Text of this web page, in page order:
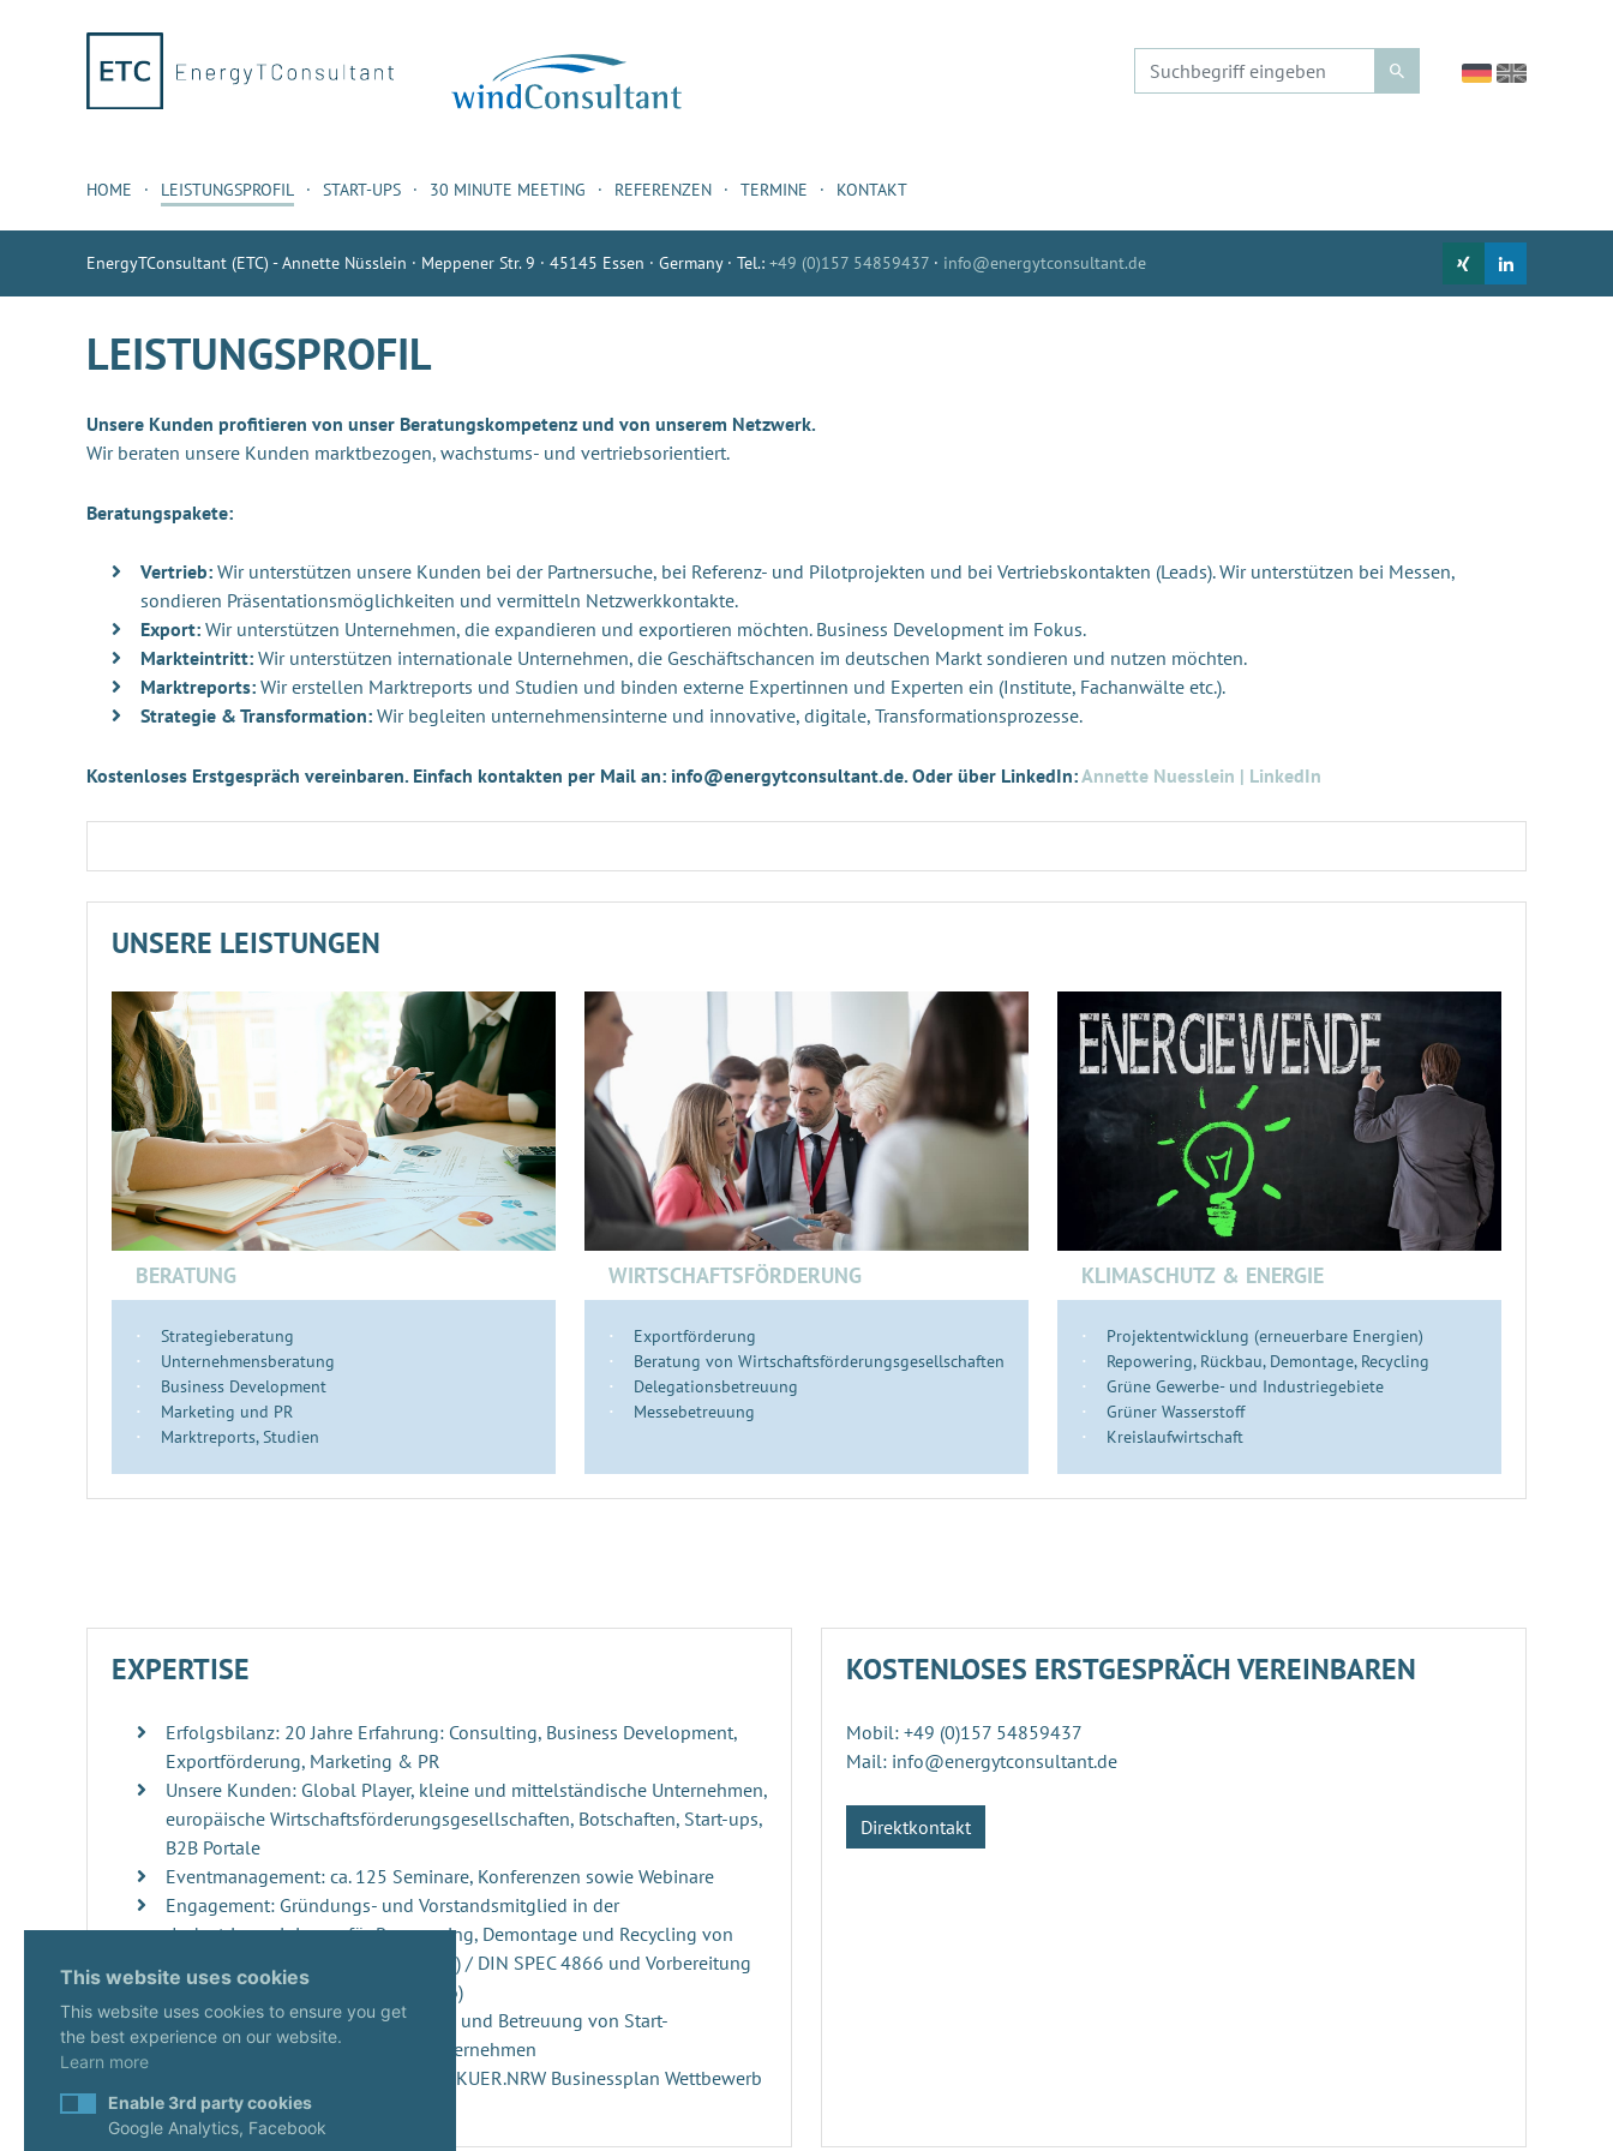
HOME LEISTUNGSPROFIL START-UPS 30 MINUTE MEETING REFERENZEN TERMINE KONTAKT
EnergyTConsultant (ETC) - Annette Nüsslein · Meppener Str. 9 · 45145 Essen · Germany · Tel.: +49 (0)157 54859437 · info@energytconsultant.de
LEISTUNGSPROFIL
Unsere Kunden profitieren von unser Beratungskompetenz und von unserem Netzwerk.
Wir beraten unsere Kunden marktbezogen, wachstums- und vertriebsorientiert.
Beratungspakete:
Vertrieb: Wir unterstützen unsere Kunden bei der Partnersuche, bei Referenz- und Pilotprojekten und bei Vertriebskontakten (Leads). Wir unterstützen bei Messen,
sondieren Präsentationsmöglichkeiten und vermitteln Netzwerkkontakte.
Export: Wir unterstützen Unternehmen, die expandieren und exportieren möchten. Business Development im Fokus.
Markteintritt: Wir unterstützen internationale Unternehmen, die Geschäftschancen im deutschen Markt sondieren und nutzen möchten.
Marktreports: Wir erstellen Marktreports und Studien und binden externe Expertinnen und Experten ein (Institute, Fachanwälte etc.).
Strategie & Transformation: Wir begleiten unternehmensinterne und innovative, digitale, Transformationsprozesse.
Kostenloses Erstgespräch vereinbaren. Einfach kontakten per Mail an: info@energytconsultant.de. Oder über LinkedIn:Annette Nuesslein | LinkedIn
UNSERE LEISTUNGEN
BERATUNG
Strategieberatung
Unternehmensberatung
Business Development
Marketing und PR
Marktreports, Studien
WIRTSCHAFTSFÖRDERUNG
Exportförderung
Beratung von Wirtschaftsförderungsgesellschaften
Delegationsbetreuung
Messebetreuung
KLIMASCHUTZ & ENERGIE
Projektentwicklung (erneuerbare Energien)
Repowering, Rückbau, Demontage, Recycling
Grüne Gewerbe- und Industriegebiete
Grüner Wasserstoff
Kreislaufwirtschaft
EXPERTISE
Erfolgsbilanz: 20 Jahre Erfahrung: Consulting, Business Development,
Exportförderung, Marketing & PR
Unsere Kunden: Global Player, kleine und mittelständische Unternehmen,
europäische Wirtschaftsförderungsgesellschaften, Botschaften, Start-ups,
B2B Portale
Eventmanagement: ca. 125 Seminare, Konferenzen sowie Webinare
Engagement: Gründungs- und Vorstandsmitglied in der
„Industrievereinigung für Repowering, Demontage und Recycling von
Windenergieanlagen“ (RDRWind e.V.) / DIN SPEC 4866 und Vorbereitung
der DIN Norm 4866 (erscheint 2026)
Innovationsmanagement: Beratung und Betreuung von Start-
ups, innovativen Projekten und Unternehmen
Start-ups: Gutachterin seit 2020 im KUER.NRW Businessplan Wettbewerb
KOSTENLOSES ERSTGESPRÄCH VEREINBAREN
Mobil: +49 (0)157 54859437
Mail: info@energytconsultant.de
Direktkontakt
This website uses cookies
This website uses cookies to ensure you get
the best experience on our website.
Learn more
Enable 3rd party cookies
Google Analytics, Facebook